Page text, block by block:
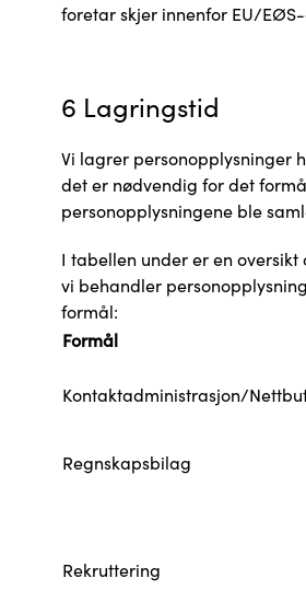
foretar skjer innenfor EU/
6 Lagringstid
Vi lagrer personopplysninger
det er nødvendig for det
personopplysningene ble
I tabellen under er en oversikt
vi behandler
formål:
Formål
Kontaktadministrasjon/
Regnskapsbilag
Rekruttering